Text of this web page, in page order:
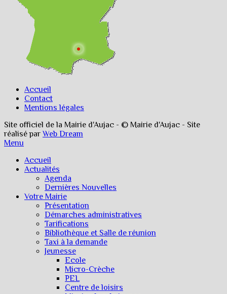
Accueil
Contact
Mentions légales
Site officiel de la Mairie d'Aujac - © Mairie d'Aujac - Site
réalisé parWeb Dream
Menu
Accueil
Actualités
Agenda
Dernières Nouvelles
Votre Mairie
Présentation
Démarches administratives
Tarifications
Bibliothèque et Salle de réunion
Taxi à la demande
Jeunesse
Ecole
Micro-Crèche
PEL
Centre de loisirs